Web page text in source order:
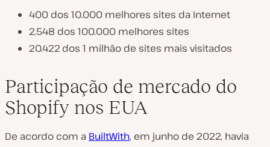
400 dos 10.000 melhores sites da Internet
2.548 dos 100.000 melhores sites
20.422 dos 1 milhão de sites mais visitados
Participação de mercado do
Shopify nos EUA
De acordo com a BuiltWith, em junho de 2022, havia